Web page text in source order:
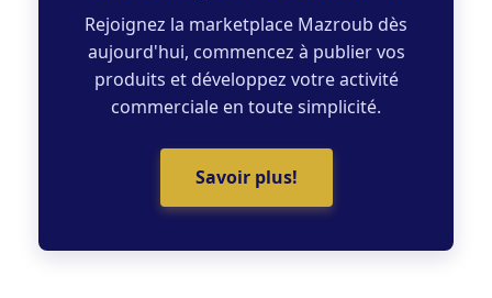
Rejoignez la marketplace Mazroub dès
aujourd'hui, commencez à publier vos
produits et développez votre activité
commerciale en toute simplicité.
Savoir plus!